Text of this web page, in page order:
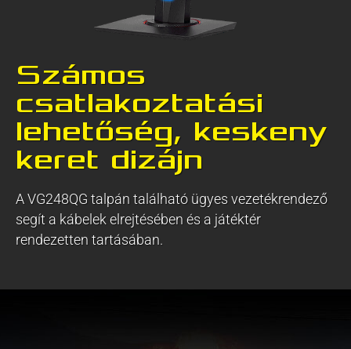
Számos
csatlakoztatási
lehetőség, keskeny
keret dizájn
A VG248QG talpán található ügyes vezetékrendező
segít a kábelek elrejtésében és a játéktér
rendezetten tartásában.